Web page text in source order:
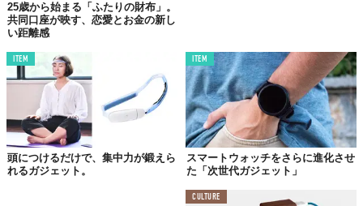
25歳から始まる「ふたりの財布」。
共同口座が映す、恋愛とお金の新し
い距離感
ITEM
頭につけるだけで、集中力が鍛えら
れるガジェット。
ITEM
スマートウォッチをさらに進化させ
た「次世代ガジェット」
CULTURE